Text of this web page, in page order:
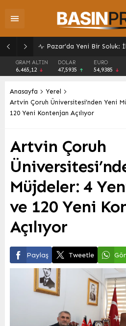
GRAM ALTIN
6.465,12
DOLAR
47,5935
EURO
54,9385
Anasayfa
Yerel
Artvin Çoruh Üniversitesi’nden Yeni
120 Yeni Kontenjan Açılıyor
Artvin Çoruh
Müjdeler: 4
ve 120 Yeni
Açılıyor
Paylaş Tweetle